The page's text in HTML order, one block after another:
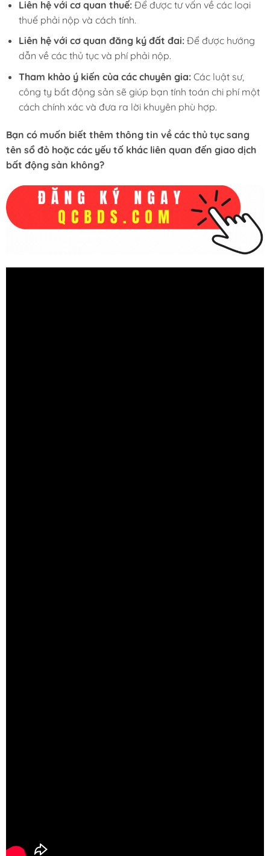
Liên hệ với cơ quan thuế:Để được tư vấn về các loại
thuế phải nộp và cách tính.
Liên hệ với cơ quan đăng ký đất đai:Để được hướng
dẫn về các thủ tục và phí phải nộp.
Tham khảo ý kiến của các chuyên gia:Các luật sư,
công ty bất động sản sẽ giúp bạn tính toán chi phí một
cách chính xác và đưa ra lời khuyên phù hợp.
Bạn có muốn biết thêm thông tin về các thủ tục sang
tên sổ đỏ hoặc các yếu tố khác liên quan đến giao dịch
bất động sản không?